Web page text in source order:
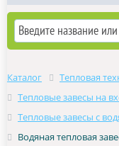
Каталог
Тепловая
Тепловые завесы на
Тепловые завесы с
Водяная тепловая